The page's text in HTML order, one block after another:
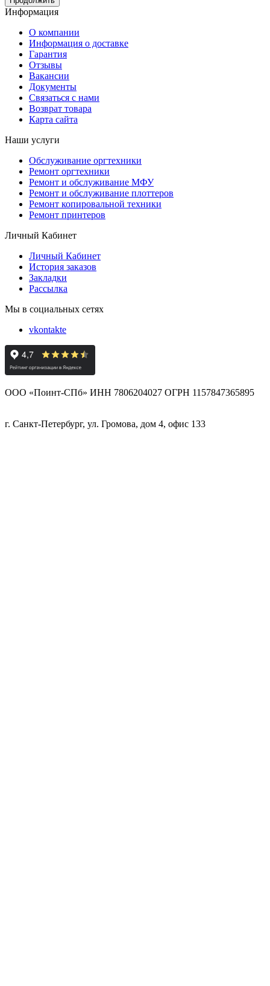
Информация
О компании
Информация о доставке
Гарантия
Отзывы
Вакансии
Документы
Связаться с нами
Возврат товара
Карта сайта
Наши услуги
Обслуживание оргтехники
Ремонт оргтехники
Ремонт и обслуживание МФУ
Ремонт и обслуживание плоттеров
Ремонт копировальной техники
Ремонт принтеров
Личный Кабинет
Личный Кабинет
История заказов
Закладки
Рассылка
Мы в социальных сетях
vkontakte
ООО «Поинт-СПб» ИНН 7806204027 ОГРН 1157847365895
г. Санкт-Петербург, ул. Громова, дом 4, офис 133